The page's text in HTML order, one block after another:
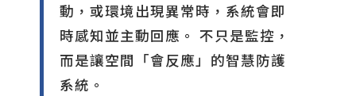
動，或環境出現異常時，系統會即
時感知並主動回應。 不只是監控，
而是讓空間「會反應」的智慧防護
系統。